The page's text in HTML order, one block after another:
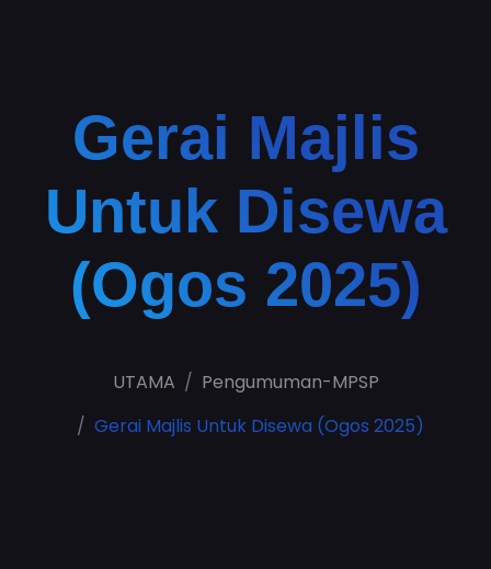
Gerai Majlis
Untuk Disewa
(Ogos 2025)
UTAMA
Pengumuman-MPSP
Gerai Majlis Untuk Disewa (Ogos 2025)